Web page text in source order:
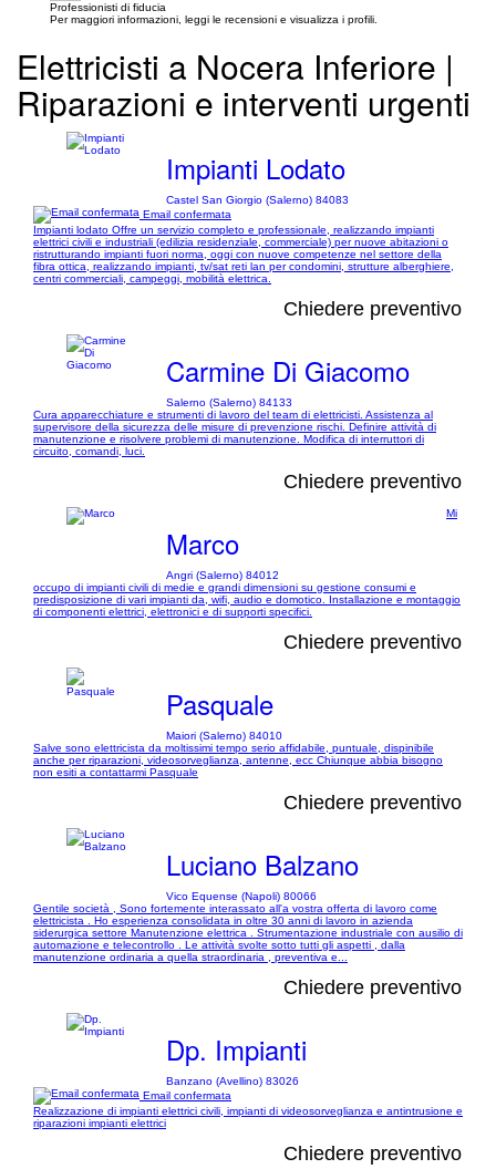
Professionisti di fiducia
Per maggiori informazioni, leggi le recensioni e visualizza i profili.
Elettricisti a Nocera Inferiore |
Riparazioni e interventi urgenti
Impianti Lodato
Castel San Giorgio (Salerno) 84083
Email confermata
Impianti lodato Offre un servizio completo e professionale, realizzando impianti
elettrici civili e industriali (edilizia residenziale, commerciale) per nuove abitazioni o
ristrutturando impianti fuori norma, oggi con nuove competenze nel settore della
fibra ottica, realizzando impianti, tv/sat reti lan per condomini, strutture alberghiere,
centri commerciali, campeggi, mobilità elettrica.
Chiedere preventivo
Carmine Di Giacomo
Salerno (Salerno) 84133
Cura apparecchiature e strumenti di lavoro del team di elettricisti. Assistenza al
supervisore della sicurezza delle misure di prevenzione rischi. Definire attività di
manutenzione e risolvere problemi di manutenzione. Modifica di interruttori di
circuito, comandi, luci.
Chiedere preventivo
Marco
Angri (Salerno) 84012
Mi
occupo di impianti civili di medie e grandi dimensioni su gestione consumi e
predisposizione di vari impianti da, wifi, audio e domotico. Installazione e montaggio
di componenti elettrici, elettronici e di supporti specifici.
Chiedere preventivo
Pasquale
Maiori (Salerno) 84010
Salve sono elettricista da moltissimi tempo serio affidabile, puntuale, dispinibile
anche per riparazioni, videosorveglianza, antenne, ecc Chiunque abbia bisogno
non esiti a contattarmi Pasquale
Chiedere preventivo
Luciano Balzano
Vico Equense (Napoli) 80066
Gentile società , Sono fortemente interassato all'a vostra offerta di lavoro come
elettricista . Ho esperienza consolidata in oltre 30 anni di lavoro in azienda
siderurgica settore Manutenzione elettrica . Strumentazione industriale con ausilio di
automazione e telecontrollo . Le attività svolte sotto tutti gli aspetti , dalla
manutenzione ordinaria a quella straordinaria , preventiva e...
Chiedere preventivo
Dp. Impianti
Banzano (Avellino) 83026
Email confermata
Realizzazione di impianti elettrici civili, impianti di videosorveglianza e antintrusione e
riparazioni impianti elettrici
Chiedere preventivo